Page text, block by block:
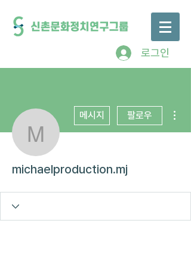
로그인
메시지 팔로우
michaelproduction.mj